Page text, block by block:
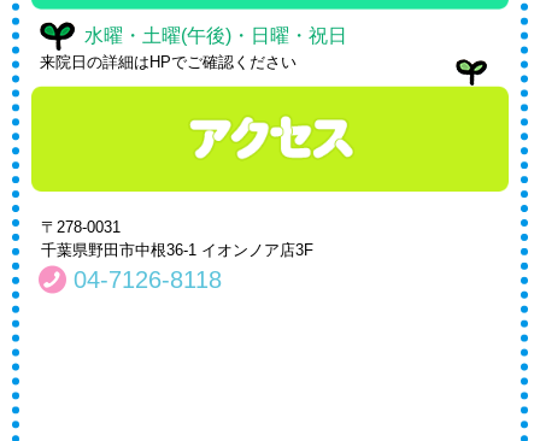
水曜・土曜(午後)・日曜・祝日
来院日の詳細はHPでご確認ください
〒278-0031
千葉県野田市中根36-1 イオンノア店3F
04-7126-8118